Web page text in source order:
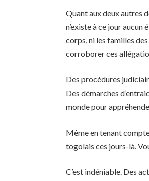
Quant aux deux autres
n’existe à ce jour
corps, ni les familles
corroborer ces
Des procédures
Des démarches
monde pour
Même en tenant
togolais ces jours-là.
C’est indéniable. Des